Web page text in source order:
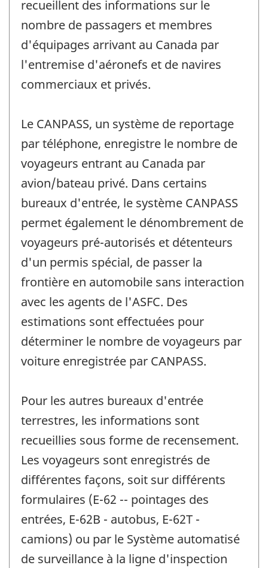
recueillent des informations sur le
nombre de passagers et membres
d'équipages arrivant au Canada par
l'entremise d'aéronefs et de navires
commerciaux et privés.
Le CANPASS, un système de reportage
par téléphone, enregistre le nombre de
voyageurs entrant au Canada par
avion/bateau privé. Dans certains
bureaux d'entrée, le système CANPASS
permet également le dénombrement de
voyageurs pré-autorisés et détenteurs
d'un permis spécial, de passer la
frontière en automobile sans interaction
avec les agents de l'ASFC. Des
estimations sont effectuées pour
déterminer le nombre de voyageurs par
voiture enregistrée par CANPASS.
Pour les autres bureaux d'entrée
terrestres, les informations sont
recueillies sous forme de recensement.
Les voyageurs sont enregistrés de
différentes façons, soit sur différents
formulaires (E-62 -- pointages des
entrées, E-62B - autobus, E-62T -
camions) ou par le Système automatisé
de surveillance à la ligne d'inspection